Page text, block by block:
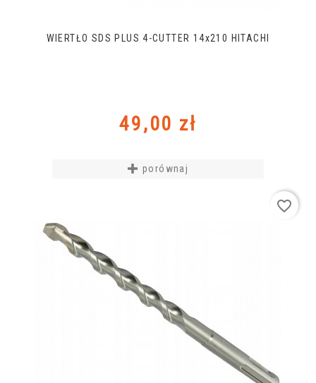
WIERTŁO SDS PLUS 4-CUTTER 14x210 HITACHI
Cena
49,00 zł
porównaj
favorite_border